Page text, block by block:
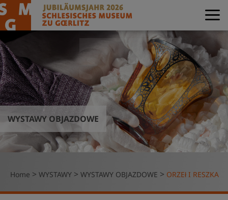
WYSTAWY OBJAZDOWE
Home > WYSTAWY > WYSTAWY OBJAZDOWE > ORZEł I RESZKA